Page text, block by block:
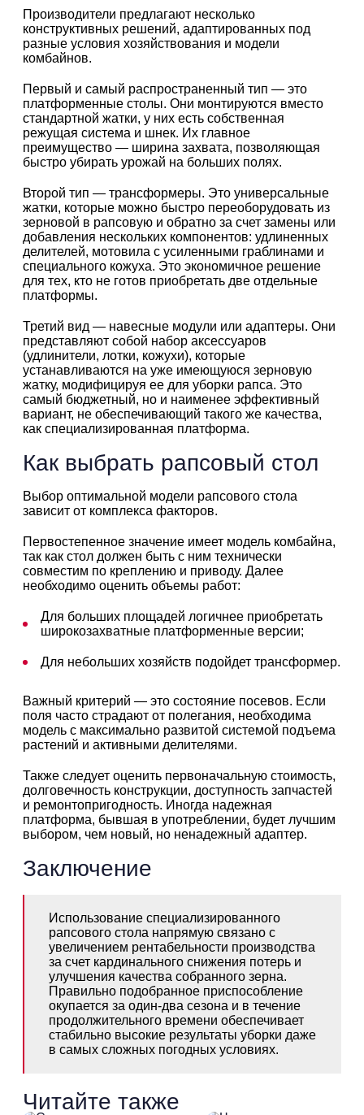
Производители предлагают несколько
конструктивных решений, адаптированных под
разные условия хозяйствования и модели
комбайнов.
Первый и самый распространенный тип — это
платформенные столы. Они монтируются вместо
стандартной жатки, у них есть собственная
режущая система и шнек. Их главное
преимущество — ширина захвата, позволяющая
быстро убирать урожай на больших полях.
Второй тип — трансформеры. Это универсальные
жатки, которые можно быстро переоборудовать из
зерновой в рапсовую и обратно за счет замены или
добавления нескольких компонентов: удлиненных
делителей, мотовила с усиленными граблинами и
специального кожуха. Это экономичное решение
для тех, кто не готов приобретать две отдельные
платформы.
Третий вид — навесные модули или адаптеры. Они
представляют собой набор аксессуаров
(удлинители, лотки, кожухи), которые
устанавливаются на уже имеющуюся зерновую
жатку, модифицируя ее для уборки рапса. Это
самый бюджетный, но и наименее эффективный
вариант, не обеспечивающий такого же качества,
как специализированная платформа.
Как выбрать рапсовый стол
Выбор оптимальной модели рапсового стола
зависит от комплекса факторов.
Первостепенное значение имеет модель комбайна,
так как стол должен быть с ним технически
совместим по креплению и приводу. Далее
необходимо оценить объемы работ:
Для больших площадей логичнее приобретать
широкозахватные платформенные версии;
Для небольших хозяйств подойдет трансформер.
Важный критерий — это состояние посевов. Если
поля часто страдают от полегания, необходима
модель с максимально развитой системой подъема
растений и активными делителями.
Также следует оценить первоначальную стоимость,
долговечность конструкции, доступность запчастей
и ремонтопригодность. Иногда надежная
платформа, бывшая в употреблении, будет лучшим
выбором, чем новый, но ненадежный адаптер.
Заключение
Использование специализированного
рапсового стола напрямую связано с
увеличением рентабельности производства
за счет кардинального снижения потерь и
улучшения качества собранного зерна.
Правильно подобранное приспособление
окупается за один-два сезона и в течение
продолжительного времени обеспечивает
стабильно высокие результаты уборки даже
в самых сложных погодных условиях.
Читайте также